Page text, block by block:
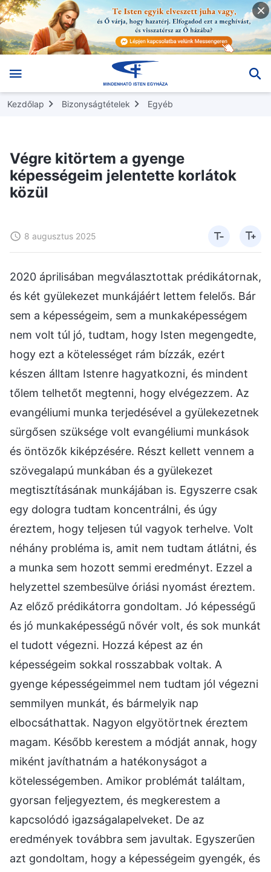
Kezdőlap Bizonyságtételek Egyéb
Végre kitörtem a gyenge
képességeim jelentette korlátok
közül
8 augusztus 2025
2020 áprilisában megválasztottak prédikátornak,
és két gyülekezet munkájáért lettem felelős. Bár
sem a képességeim, sem a munkaképességem
nem volt túl jó, tudtam, hogy Isten megengedte,
hogy ezt a kötelességet rám bízzák, ezért
készen álltam Istenre hagyatkozni, és mindent
tőlem telhetőt megtenni, hogy elvégezzem. Az
evangéliumi munka terjedésével a gyülekezetnek
sürgősen szüksége volt evangéliumi munkások
és öntözők kiképzésére. Részt kellett vennem a
szövegalapú munkában és a gyülekezet
megtisztításának munkájában is. Egyszerre csak
egy dologra tudtam koncentrálni, és úgy
éreztem, hogy teljesen túl vagyok terhelve. Volt
néhány probléma is, amit nem tudtam átlátni, és
a munka sem hozott semmi eredményt. Ezzel a
helyzettel szembesülve óriási nyomást éreztem.
Az előző prédikátorra gondoltam. Jó képességű
és jó munkaképességű nővér volt, és sok munkát
el tudott végezni. Hozzá képest az én
képességeim sokkal rosszabbak voltak. A
gyenge képességeimmel nem tudtam jól végezni
semmilyen munkát, és bármelyik nap
elbocsáthattak. Nagyon elgyötörtnek éreztem
magam. Később kerestem a módját annak, hogy
miként javíthatnám a hatékonyságot a
kötelességemben. Amikor problémát találtam,
gyorsan feljegyeztem, és megkerestem a
kapcsolódó igazságalapelveket. De az
eredmények továbbra sem javultak. Egyszerűen
azt gondoltam, hogy a képességeim gyengék, és